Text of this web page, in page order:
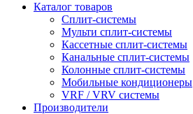
Каталог товаров
Сплит-системы
Мульти сплит-системы
Кассетные сплит-системы
Канальные сплит-системы
Колонные сплит-системы
Мобильные кондиционеры
VRF / VRV системы
Производители